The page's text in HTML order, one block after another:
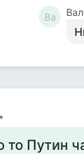
Ва
то Путин